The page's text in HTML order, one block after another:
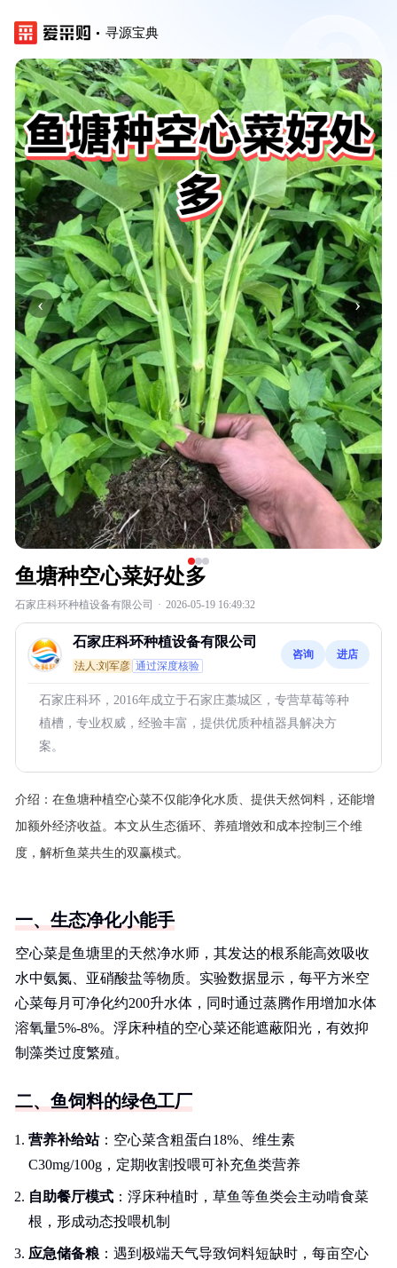
寻源宝典
‹ ›
鱼塘种空心菜好处多
石家庄科环种植设备有限公司 · 2026-05-19 16:49:32
石家庄科环种植设备有限公司
法人:刘军彦 通过深度核验
咨询 进店
石家庄科环，2016年成立于石家庄藁城区，专营草莓等种
植槽，专业权威，经验丰富，提供优质种植器具解决方
案。
介绍： 在鱼塘种植空心菜不仅能净化水质、提供天然饲料，还能增
加额外经济收益。本文从生态循环、养殖增效和成本控制三个维
度，解析鱼菜共生的双赢模式。
一、生态净化小能手
空心菜是鱼塘里的天然净水师，其发达的根系能高效吸收
水中氨氮、亚硝酸盐等物质。实验数据显示，每平方米空
心菜每月可净化约200升水体，同时通过蒸腾作用增加水体
溶氧量5%-8%。浮床种植的空心菜还能遮蔽阳光，有效抑
制藻类过度繁殖。
二、鱼饲料的绿色工厂
营养补给站：空心菜含粗蛋白18%、维生素
C30mg/100g，定期收割投喂可补充鱼类营养
自助餐厅模式 ：浮床种植时，草鱼等鱼类会主动啃食菜
根，形成动态投喂机制
应急储备粮 ：遇到极端天气导致饲料短缺时，每亩空心